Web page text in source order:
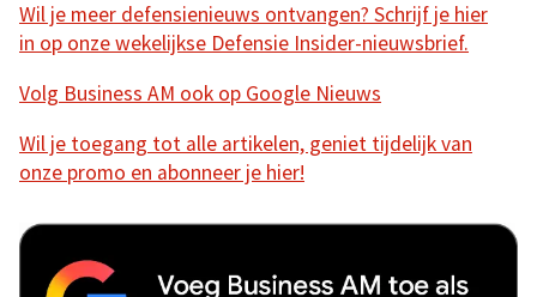
Wil je meer defensienieuws ontvangen? Schrijf je hier
in op onze wekelijkse Defensie Insider-nieuwsbrief.
Volg Business AM ook op Google Nieuws
Wil je toegang tot alle artikelen, geniet tijdelijk van
onze promo en abonneer je hier!